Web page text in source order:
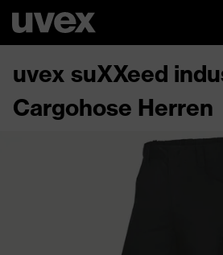
uvex suXXeed
Cargohose Herren